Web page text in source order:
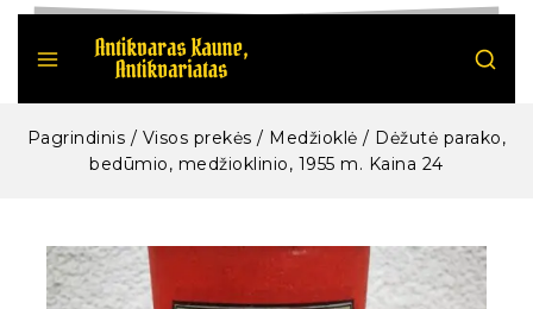
Pagrindinis / Visos prekės / Medžioklė / Dėžutė parako,
bedūmio, medžioklinio, 1955 m. Kaina 24